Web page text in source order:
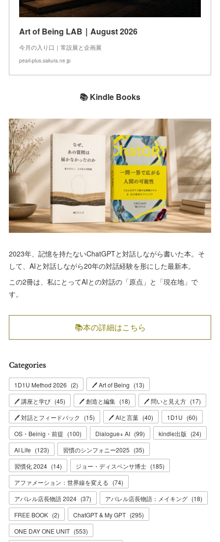
Art of Being LAB｜August 2026
今月の入り口｜常設展と企画展
pearl-plus.sakura.ne.jp
📚 Kindle Books
2023年、記憶を持たないChatGPTと対話しながら書いた本。そ
して、AIと対話しながら20年の対話経験を形にした最新本。
この2冊は、私にとってAIとの対話の「原点」と「現在地」で
す。
📚本の詳細はこちら
Categories
1D1U Method 2026 (2) 🖊 Art of Being (13)
🖊 講座と学び (45) 🖊 創造と編集 (18) 🖊 問いと見え方 (17)
🖊 対話とフィードバック
(15) 🖊 AIと言葉 (40) 1D1U (60)
OS・Beinig・前提 (100) Dialogue+ AI (99) kindle出版 (24)
AI Life (123) 習慣のシンフォニー2025 (35)
習慣化 2024 (14) ジョー・ディスペンサ博士 (185)
アファメーション：世界線を変える (74)
アパレル店長物語 2024 (37) アパレル店長物語：メイキング (18)
FREE BOOK (2) ChatGPT & My GPT (295)
ONE DAY ONE UNIT (553)